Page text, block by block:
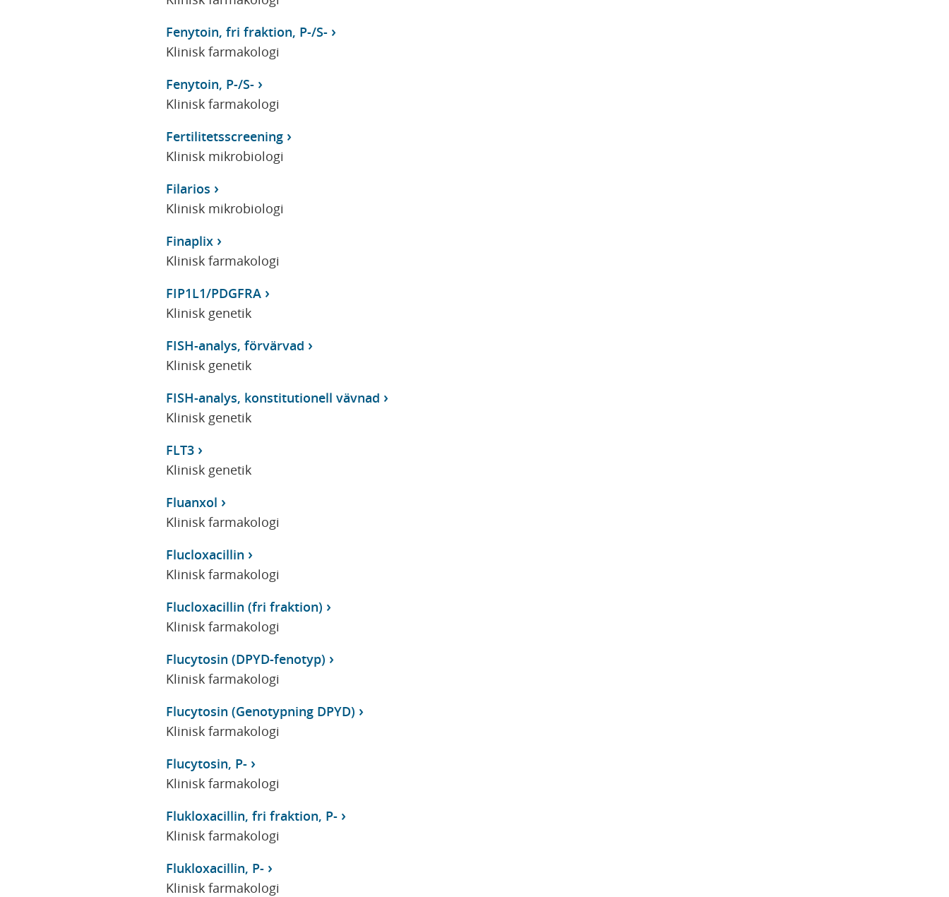
Fenytoin, fri fraktion, P-/S-
Klinisk farmakologi
Fenytoin, P-/S-
Klinisk farmakologi
Fertilitetsscreening
Klinisk mikrobiologi
Filarios
Klinisk mikrobiologi
Finaplix
Klinisk farmakologi
FIP1L1/PDGFRA
Klinisk genetik
FISH-analys, förvärvad
Klinisk genetik
FISH-analys, konstitutionell vävnad
Klinisk genetik
FLT3
Klinisk genetik
Fluanxol
Klinisk farmakologi
Flucloxacillin
Klinisk farmakologi
Flucloxacillin (fri fraktion)
Klinisk farmakologi
Flucytosin (DPYD-fenotyp)
Klinisk farmakologi
Flucytosin (Genotypning DPYD)
Klinisk farmakologi
Flucytosin, P-
Klinisk farmakologi
Flukloxacillin, fri fraktion, P-
Klinisk farmakologi
Flukloxacillin, P-
Klinisk farmakologi